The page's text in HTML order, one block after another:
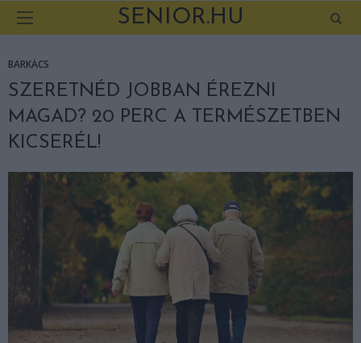
SENIOR.HU
BARKÁCS
SZERETNÉD JOBBAN ÉREZNI
MAGAD? 20 PERC A TERMÉSZETBEN
KICSERÉL!